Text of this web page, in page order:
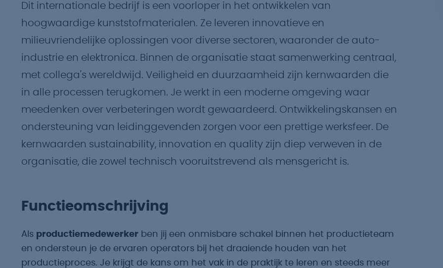
Dit internationale bedrijf is een voorloper in het ontwikkelen van
hoogwaardige kunststofmaterialen. Ze leveren innovatieve en
milieuvriendelijke oplossingen voor diverse sectoren, waaronder de auto-
industrie en elektronica. Binnen de organisatie staat samenwerking centraal,
met collega's wereldwijd. Veiligheid en duurzaamheid zijn kernwaarden die
in alle processen terugkomen. Je werkt in een moderne omgeving waar
meedenken over verbeteringen wordt gewaardeerd. Ontwikkelingskansen en
ondersteuning van leidinggevenden zorgen voor een prettige werksfeer. De
kernwaarden sustainability, innovation en quality zijn diep verweven in de
organisatie, die zowel technisch vooruitstrevend als mensgericht is.
Functieomschrijving
Als productiemedewerker ben jij een onmisbare schakel binnen het productieteam
en ondersteun je de ervaren operators bij het draaiende houden van het
productieproces. Je krijgt de kans om het vak in de praktijk te leren en steeds meer